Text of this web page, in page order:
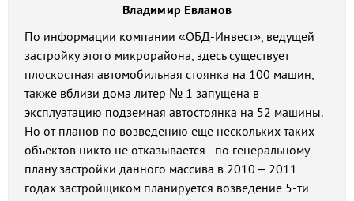
Владимир Евланов
По информации компании «ОБД-Инвест», ведущей
застройку этого микрорайона, здесь существует
плоскостная автомобильная стоянка на 100 машин,
также вблизи дома литер № 1 запущена в
эксплуатацию подземная автостоянка на 52 машины.
Но от планов по возведению еще нескольких таких
объектов никто не отказывается - по генеральному
плану застройки данного массива в 2010 – 2011
годах застройщиком планируется возведение 5-ти